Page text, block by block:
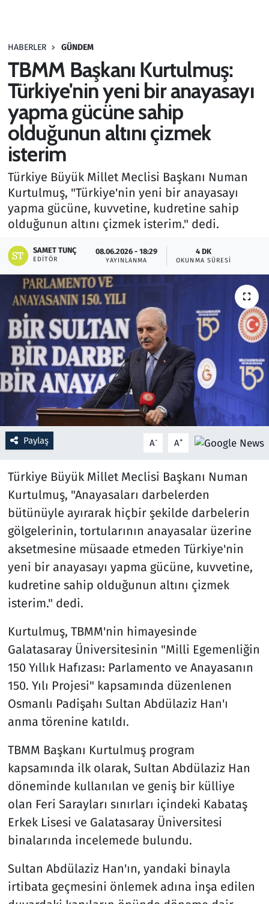
HABERLER GÜNDEM
TBMM Başkanı Kurtulmuş:
Türkiye'nin yeni bir anayasayı
yapma gücüne sahip
olduğunun altını çizmek
isterim
Türkiye Büyük Millet Meclisi Başkanı Numan
Kurtulmuş, "Türkiye'nin yeni bir anayasayı
yapma gücüne, kuvvetine, kudretine sahip
olduğunun altını çizmek isterim." dedi.
SAMET TUNÇ
EDITÖR
08.06.2026 - 18:29
YAYINLANMA
4 DK
OKUNMA SÜRESI
Paylaş A- A+
Türkiye Büyük Millet Meclisi Başkanı Numan
Kurtulmuş, "Anayasaları darbelerden
bütünüyle ayırarak hiçbir şekilde darbelerin
gölgelerinin, tortularının anayasalar üzerine
aksetmesine müsaade etmeden Türkiye'nin
yeni bir anayasayı yapma gücüne, kuvvetine,
kudretine sahip olduğunun altını çizmek
isterim." dedi.
Kurtulmuş, TBMM'nin himayesinde
Galatasaray Üniversitesinin "Milli Egemenliğin
150 Yıllık Hafızası: Parlamento ve Anayasanın
150. Yılı Projesi" kapsamında düzenlenen
Osmanlı Padişahı Sultan Abdülaziz Han'ı
anma törenine katıldı.
TBMM Başkanı Kurtulmuş program
kapsamında ilk olarak, Sultan Abdülaziz Han
döneminde kullanılan ve geniş bir külliye
olan Feri Sarayları sınırları içindeki Kabataş
Erkek Lisesi ve Galatasaray Üniversitesi
binalarında incelemede bulundu.
Sultan Abdülaziz Han'ın, yandaki binayla
irtibata geçmesini önlemek adına inşa edilen
Haber
Kültür Sanat
Kurumsal Haberler
Lezzet Durağı
Memur ve Kamu
Otomobil
Resmi İlanlar
Rüya Tabirleri
Sağlık
Savunma Sanayi
Seçim 2023
Spor
Teknoloji ve Bilim
Televizyon